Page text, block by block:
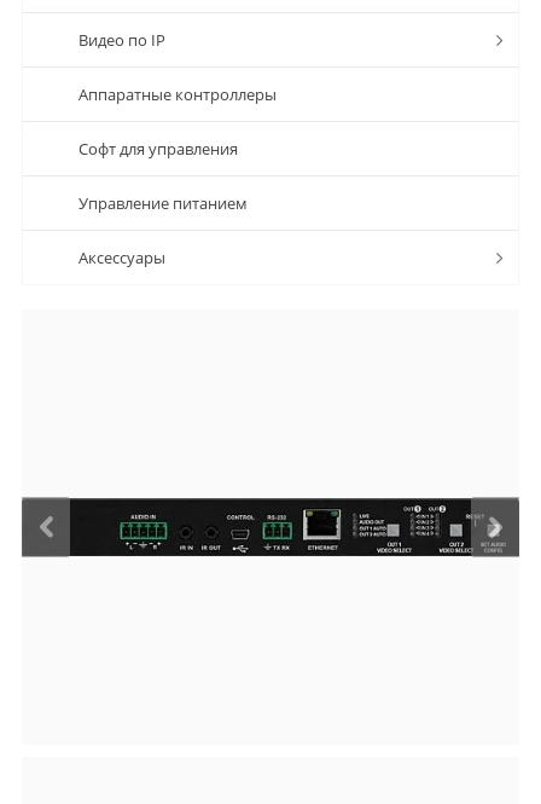
Видео по IP
Аппаратные контроллеры
Софт для управления
Управление питанием
Аксессуары